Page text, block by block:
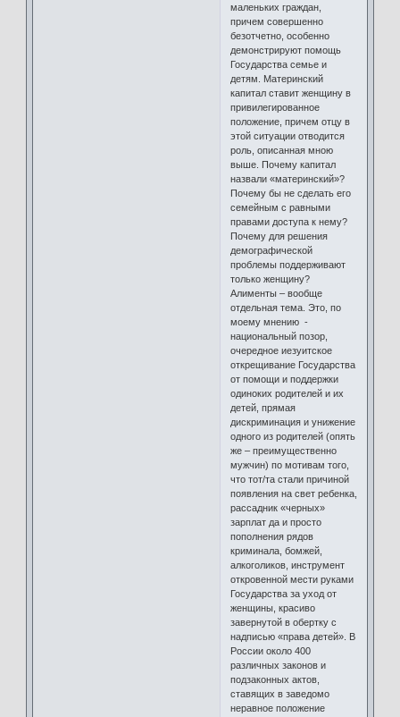
маленьких граждан,
причем совершенно
безотчетно, особенно
демонстрируют помощь
Государства семье и
детям. Материнский
капитал ставит женщину в
привилегированное
положение, причем отцу в
этой ситуации отводится
роль, описанная мною
выше. Почему капитал
назвали «материнский»?
Почему бы не сделать его
семейным с равными
правами доступа к нему?
Почему для решения
демографической
проблемы поддерживают
только женщину?
Алименты – вообще
отдельная тема. Это, по
моему мнению -
национальный позор,
очередное иезуитское
открещивание Государства
от помощи и поддержки
одиноких родителей и их
детей, прямая
дискриминация и унижение
одного из родителей (опять
же – преимущественно
мужчин) по мотивам того,
что тот/та стали причиной
появления на свет ребенка,
рассадник «черных»
зарплат да и просто
пополнения рядов
криминала, бомжей,
алкоголиков, инструмент
откровенной мести руками
Государства за уход от
женщины, красиво
завернутой в обертку с
надписью «права детей». В
России около 400
различных законов и
подзаконных актов,
ставящих в заведомо
неравное положение